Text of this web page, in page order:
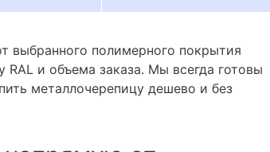
выбранного полимерного покрытия
RAL и объема заказа. Мы всегда готовы
металлочерепицу дешево и без